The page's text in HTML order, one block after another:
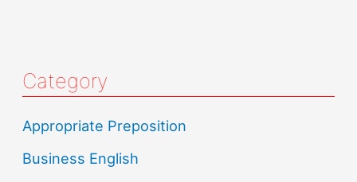
Category
Appropriate Preposition
Business English